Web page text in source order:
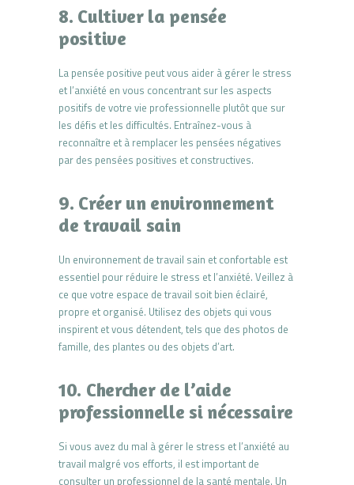
8. Cultiver la pensée
positive
La pensée positive peut vous aider à gérer le stress
et l’anxiété en vous concentrant sur les aspects
positifs de votre vie professionnelle plutôt que sur
les défis et les difficultés. Entraînez-vous à
reconnaître et à remplacer les pensées négatives
par des pensées positives et constructives.
9. Créer un environnement
de travail sain
Un environnement de travail sain et confortable est
essentiel pour réduire le stress et l’anxiété. Veillez à
ce que votre espace de travail soit bien éclairé,
propre et organisé. Utilisez des objets qui vous
inspirent et vous détendent, tels que des photos de
famille, des plantes ou des objets d’art.
10. Chercher de l’aide
professionnelle si nécessaire
Si vous avez du mal à gérer le stress et l’anxiété au
travail malgré vos efforts, il est important de
consulter un professionnel de la santé mentale. Un